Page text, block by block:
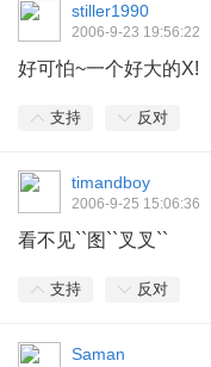
stiller1990
2006-9-23 19:56:22
好可怕~一个好大的X!
支持 反对
timandboy
2006-9-25 15:06:36
看不见``图``叉叉``
支持 反对
Saman